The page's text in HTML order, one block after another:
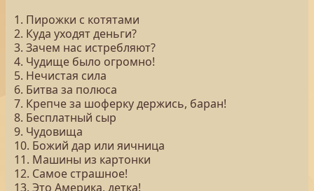
1. Пирожки с котятами
2. Куда уходят деньги?
3. Зачем нас истребляют?
4. Чудище было огромно!
5. Нечистая сила
6. Битва за полюса
7. Крепче за шоферку держись, баран!
8. Бесплатный сыр
9. Чудовища
10. Божий дар или яичница
11. Машины из картонки
12. Самое страшное!
13. Это Америка, детка!